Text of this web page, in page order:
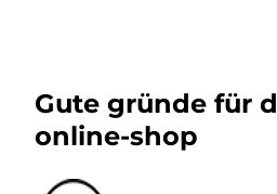
Gute gründe für
online-shop